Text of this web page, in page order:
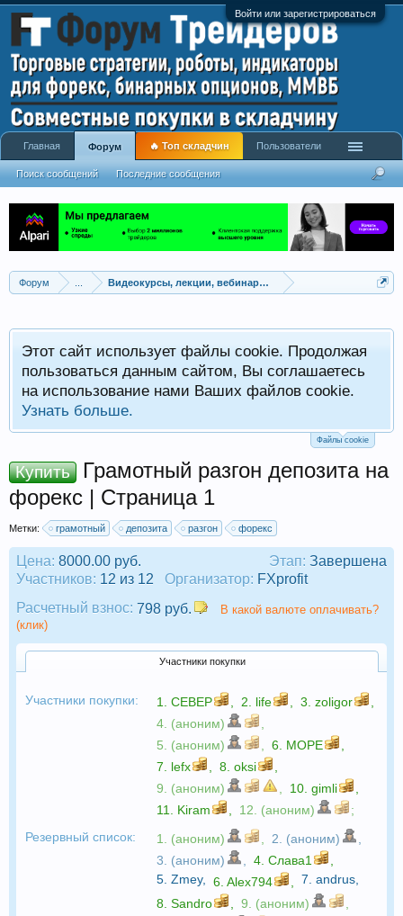
Войти или зарегистрироваться
Форум Видеокурсы, лекции, вебинары, учебный материал
Этот сайт использует файлы cookie. Продолжая
пользоваться данным сайтом, Вы соглашаетесь
на использование нами Ваших файлов cookie.
Узнать больше.
Файлы cookie
Купить
Грамотный разгон депозита на
форекс | Страница 1
Метки: грамотный депозита разгон форекс
Этап: Завершена
Цена: 8000.00 руб.
Участников: 12 из 12 Организатор: FXprofit
Расчетный взнос: 798 руб.
В какой валюте оплачивать?
(клик)
Участники покупки
Участники покупки: 1. CEBEP 2. life 3. zoligor
4. (аноним)
5. (аноним)
6. МОРЕ
7. lefx 8. oksi
9. (аноним)
10. gimli
11. Kiram 12. (аноним)
;
Резервный список:
1. (аноним) 2. (аноним)
3. (аноним)
4. Слава1
5. Zmey, 6. Alex794 7. andrus
8. Sandro 9. (аноним)
Главная Форум
Поиск сообщений Последние сообщения
🔥 Топ складчин Пользователи